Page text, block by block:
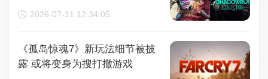
消
2026-07-11 12:34:05
《孤岛惊魂7》新玩法细节被披
露 或将变身为搜打撤游戏